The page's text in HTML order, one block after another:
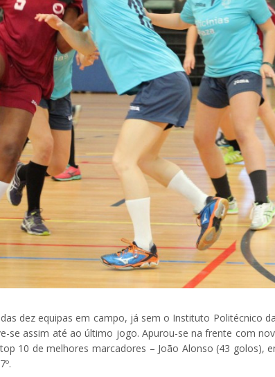
dez equipas em campo, já sem o Instituto Politécnico
se assim até ao último jogo. Apurou-se na frente com
10 de melhores marcadores – João Alonso (43 golos),